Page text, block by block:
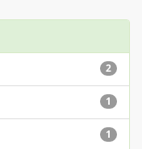
2
1
1